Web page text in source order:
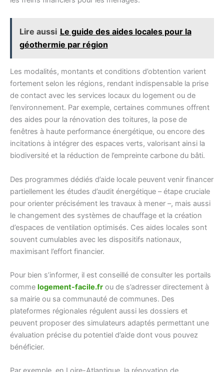
Lire aussi Le guide des aides locales pour la
géothermie par région
Les modalités, montants et conditions d’obtention varient
fortement selon les régions, rendant indispensable la prise
de contact avec les services locaux du logement ou de
l’environnement. Par exemple, certaines communes offrent
des aides pour la rénovation des toitures, la pose de
fenêtres à haute performance énergétique, ou encore des
incitations à intégrer des espaces verts, valorisant ainsi la
biodiversité et la réduction de l’empreinte carbone du bâti.
Des programmes dédiés d’aide locale peuvent venir financer
partiellement les études d’audit énergétique – étape cruciale
pour orienter précisément les travaux à mener –, mais aussi
le changement des systèmes de chauffage et la création
d’espaces de ventilation optimisés. Ces aides locales sont
souvent cumulables avec les dispositifs nationaux,
maximisant l’effort financier.
Pour bien s’informer, il est conseillé de consulter les portails
comme logement-facile.fr ou de s’adresser directement à
sa mairie ou sa communauté de communes. Des
plateformes régionales régulent aussi les dossiers et
peuvent proposer des simulateurs adaptés permettant une
évaluation précise du potentiel d’aide dont vous pouvez
bénéficier.